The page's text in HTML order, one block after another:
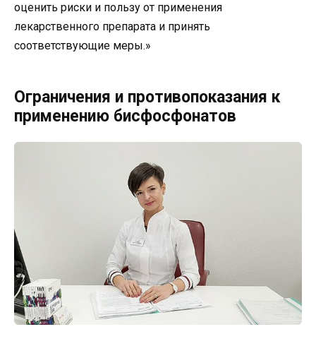
оценить риски и пользу от применения
лекарственного препарата и принять
соответствующие меры.»
Ограничения и противопоказания к
применению бисфосфонатов